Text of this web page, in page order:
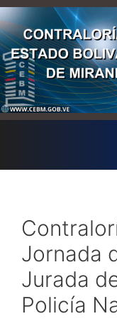
Jornada
Jurada
Policía